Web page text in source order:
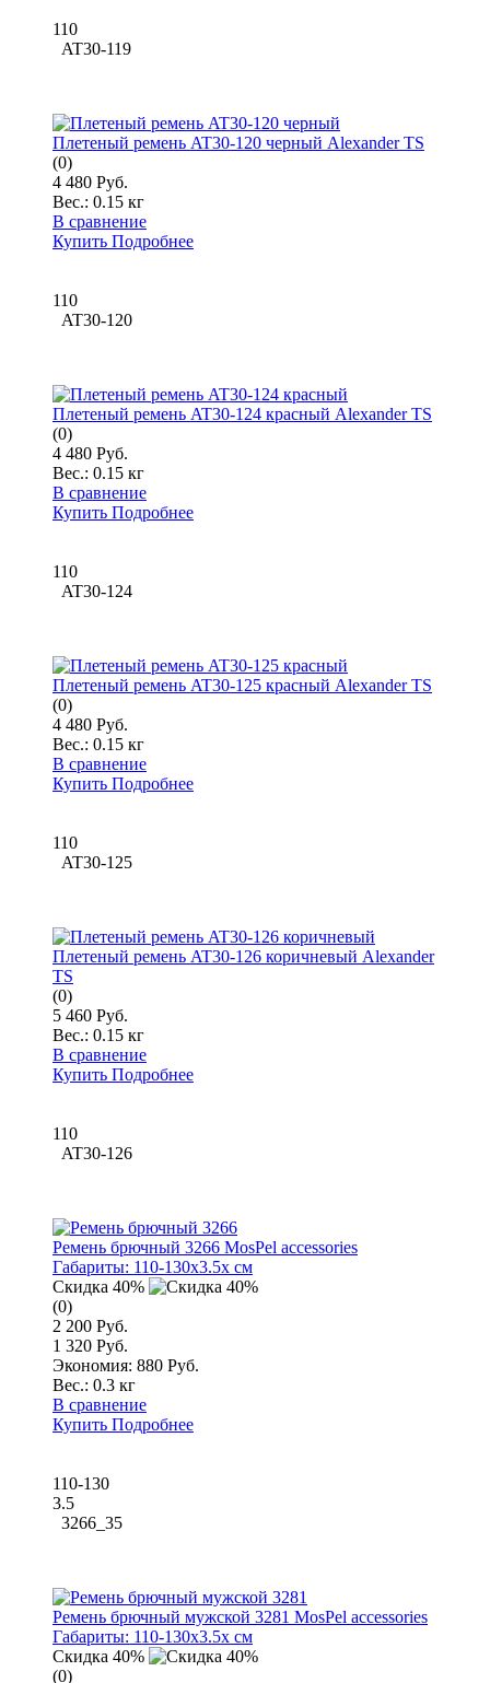
110
AT30-119
Плетеный ремень AT30-120 черный Alexander TS
(0)
4 480 Руб.
Вес.: 0.15 кг
В сравнение
Купить Подробнее
110
AT30-120
Плетеный ремень AT30-124 красный Alexander TS
(0)
4 480 Руб.
Вес.: 0.15 кг
В сравнение
Купить Подробнее
110
AT30-124
Плетеный ремень AT30-125 красный Alexander TS
(0)
4 480 Руб.
Вес.: 0.15 кг
В сравнение
Купить Подробнее
110
AT30-125
Плетеный ремень AT30-126 коричневый Alexander
TS
(0)
5 460 Руб.
Вес.: 0.15 кг
В сравнение
Купить Подробнее
110
AT30-126
Ремень брючный 3266 MosPel accessories
Габариты: 110-130x3.5x см
Скидка 40%
(0)
2 200 Руб.
1 320 Руб.
Экономия: 880 Руб.
Вес.: 0.3 кг
В сравнение
Купить Подробнее
110-130
3.5
3266_35
Ремень брючный мужской 3281 MosPel accessories
Габариты: 110-130x3.5x см
Скидка 40%
(0)